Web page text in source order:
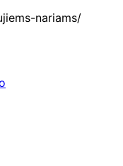
nariams/